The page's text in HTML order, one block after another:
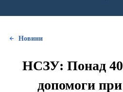
Новини
НСЗУ: Понад
допомоги